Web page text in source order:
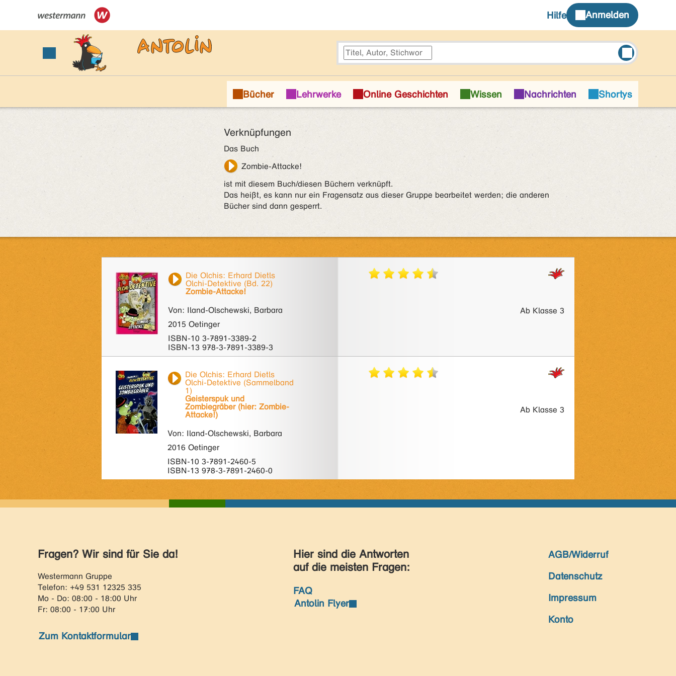
Verknüpfungen
Das Buch
Zombie-Attacke!
ist mit diesem Buch/diesen Büchern verknüpft.
Das heißt, es kann nur ein Fragensatz aus dieser Gruppe bearbeitet werden; die anderen
Bücher sind dann gesperrt.
Die Olchis: Erhard Dietls
Olchi-Detektive (Bd. 22)
Zombie-Attacke!
Von: Iland-Olschewski, Barbara
2015 Oetinger
ISBN-10 3-7891-3389-2
ISBN-13 978-3-7891-3389-3
Ab Klasse 3
Die Olchis: Erhard Dietls
Olchi-Detektive (Sammelband
1)
Geisterspuk und
Zombiegräber (hier: Zombie-
Attacke!)
Von: Iland-Olschewski, Barbara
2016 Oetinger
ISBN-10 3-7891-2460-5
ISBN-13 978-3-7891-2460-0
Ab Klasse 3